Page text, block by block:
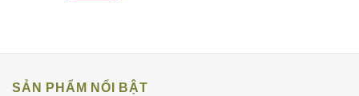
SẢN PHẨM NỔI BẬT